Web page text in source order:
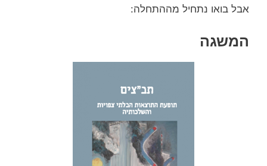
אבל בואו נתחיל מההתחלה:
המשגה